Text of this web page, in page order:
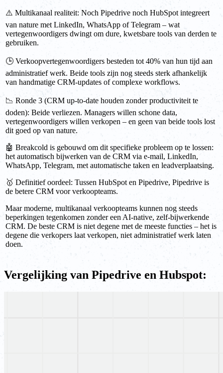
⚠️ Multikanaal realiteit: Noch Pipedrive noch HubSpot integreert
van nature met LinkedIn, WhatsApp of Telegram – wat
vertegenwoordigers dwingt om dure, kwetsbare tools van derden te
gebruiken.
🕒 Verkoopvertegenwoordigers besteden tot 40% van hun tijd aan
administratief werk. Beide tools zijn nog steeds sterk afhankelijk
van handmatige CRM-updates of complexe workflows.
📉 Ronde 3 (CRM up-to-date houden zonder productiviteit te
doden): Beide verliezen. Managers willen schone data,
vertegenwoordigers willen verkopen – en geen van beide tools lost
dit goed op van nature.
🤖 Breakcold is gebouwd om dit specifieke probleem op te lossen:
het automatisch bijwerken van de CRM via e-mail, LinkedIn,
WhatsApp, Telegram, met automatische taken en leadverplaatsing.
🥇 Definitief oordeel: Tussen HubSpot en Pipedrive, Pipedrive is
de betere CRM voor verkoopteams.
Maar moderne, multikanaal verkoopteams kunnen nog steeds
beperkingen tegenkomen zonder een AI-native, zelf-bijwerkende
CRM. De beste CRM is niet degene met de meeste functies – het is
degene die verkopers laat verkopen, niet administratief werk laten
doen.
Vergelijking van Pipedrive en Hubspot: